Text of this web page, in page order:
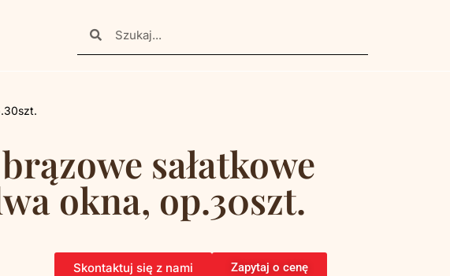
sałatkowe
okna, op.30szt.
Skontaktuj się z nami Zapytaj o cenę